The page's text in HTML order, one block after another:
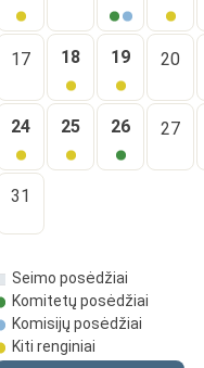
17 18 19 20
24 25 26 27
31
Seimo posėdžiai
Komitetų posėdžiai
Komisijų posėdžiai
Kiti renginiai